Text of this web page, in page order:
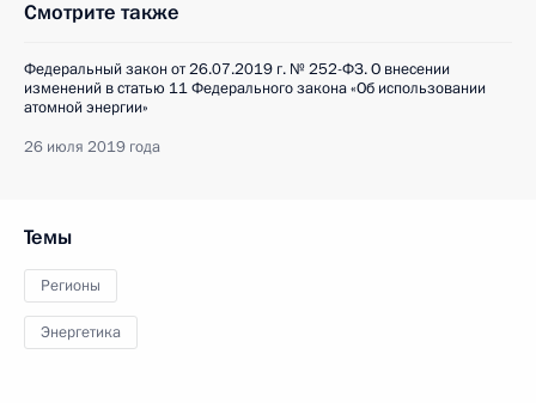
Смотрите также
Федеральный закон от 26.07.2019 г. № 252-ФЗ. О внесении
изменений в статью 11 Федерального закона «Об использовании
атомной энергии»
26 июля 2019 года
Темы
Регионы
Энергетика